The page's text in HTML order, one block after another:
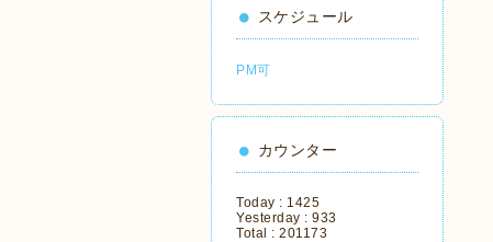
スケジュール
PM可
カウンター
Today : 1425
Yesterday : 933
Total : 201173